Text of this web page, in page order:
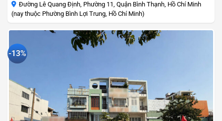
Đường Lê Quang Định, Phường 11, Quận Bình Thạnh, Hồ Chí Minh
(nay thuộc Phường Bình Lợi Trung, Hồ Chí Minh)
-13%